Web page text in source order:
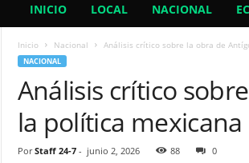
INICIO LOCAL NACIONAL
Inicio Nacional Análisis crítico sobre la obra de
NACIONAL
Análisis crítico
la política mexicana
Por Staff 24-7- junio 2, 2026 88 0